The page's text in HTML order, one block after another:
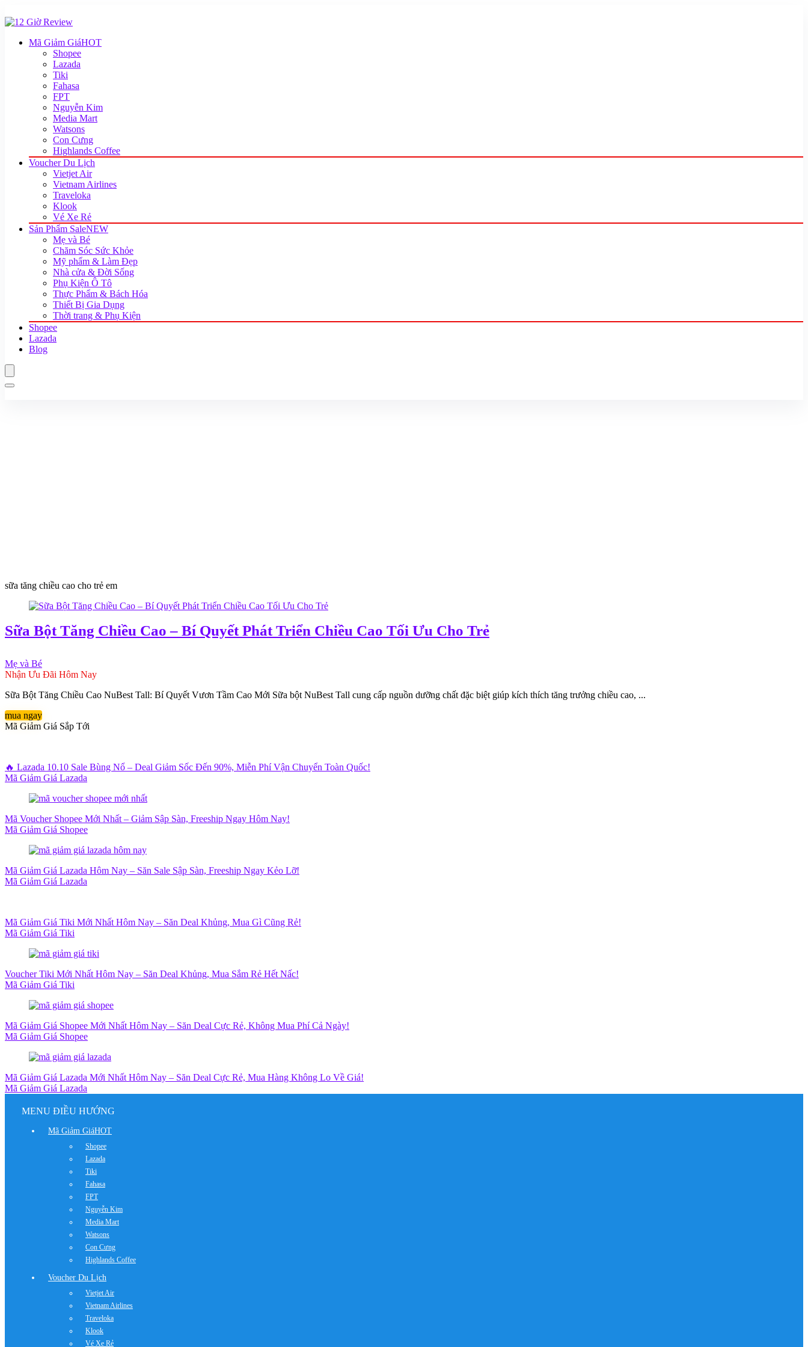
Mã Giảm GiáHOT
Shopee
Lazada
Tiki
Fahasa
FPT
Nguyễn Kim
Media Mart
Watsons
Con Cưng
Highlands Coffee
Voucher Du Lịch
Vietjet Air
Vietnam Airlines
Traveloka
Klook
Vé Xe Rẻ
Sản Phẩm SaleNEW
Mẹ và Bé
Chăm Sóc Sức Khỏe
Mỹ phẩm & Làm Đẹp
Nhà cửa & Đời Sống
Phụ Kiện Ô Tô
Thực Phẩm & Bách Hóa
Thiết Bị Gia Dụng
Thời trang & Phụ Kiện
Shopee
Lazada
Blog
sữa tăng chiều cao cho trẻ em
Sữa Bột Tăng Chiều Cao – Bí Quyết Phát Triển Chiều Cao Tối Ưu Cho Trẻ
Mẹ và Bé
Nhận Ưu Đãi Hôm Nay
Sữa Bột Tăng Chiều Cao NuBest Tall: Bí Quyết Vươn Tầm Cao Mới Sữa bột NuBest Tall cung cấp nguồn dưỡng chất đặc biệt giúp kích thích tăng trưởng chiều cao, ...
mua ngay
Mã Giảm Giá Sắp Tới
🔥 Lazada 10.10 Sale Bùng Nổ – Deal Giảm Sốc Đến 90%, Miễn Phí Vận Chuyển Toàn Quốc!
Mã Giảm Giá Lazada
Mã Voucher Shopee Mới Nhất – Giảm Sập Sàn, Freeship Ngay Hôm Nay!
Mã Giảm Giá Shopee
Mã Giảm Giá Lazada Hôm Nay – Săn Sale Sập Sàn, Freeship Ngay Kẻo Lỡ!
Mã Giảm Giá Lazada
Mã Giảm Giá Tiki Mới Nhất Hôm Nay – Săn Deal Khủng, Mua Gì Cũng Rẻ!
Mã Giảm Giá Tiki
Voucher Tiki Mới Nhất Hôm Nay – Săn Deal Khủng, Mua Sắm Rẻ Hết Nấc!
Mã Giảm Giá Tiki
Mã Giảm Giá Shopee Mới Nhất Hôm Nay – Săn Deal Cực Rẻ, Không Mua Phí Cả Ngày!
Mã Giảm Giá Shopee
Mã Giảm Giá Lazada Mới Nhất Hôm Nay – Săn Deal Cực Rẻ, Mua Hàng Không Lo Về Giá!
Mã Giảm Giá Lazada
MENU ĐIỀU HƯỚNG
Mã Giảm GiáHOT
Shopee
Lazada
Tiki
Fahasa
FPT
Nguyễn Kim
Media Mart
Watsons
Con Cưng
Highlands Coffee
Voucher Du Lịch
Vietjet Air
Vietnam Airlines
Traveloka
Klook
Vé Xe Rẻ